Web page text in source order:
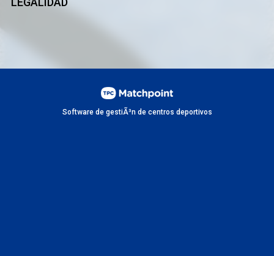
Software de gestiÃ³n de centros deportivos